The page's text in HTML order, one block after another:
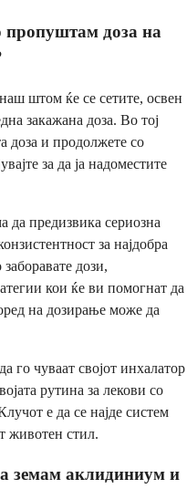
доза на
штом ќе се сетите, освен
закажана доза. Во тој
доза и продолжете со
за да ја надоместите
предизвика сериозна
за најдобра
дози,
кои ќе ви помогнат да
на дозирање може да
го чуваат својот инхалатор
рутина за лекови со
е да се најде систем
животен стил.
земам аклидиниум и